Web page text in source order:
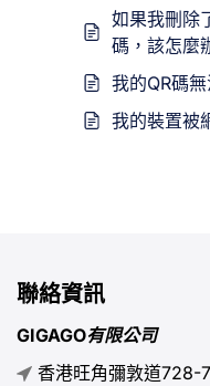
如果我刪除
碼，該怎麼
我的QR碼
我的裝置被
聯絡資訊
GIGAGO有限公司
香港旺角彌敦道728-